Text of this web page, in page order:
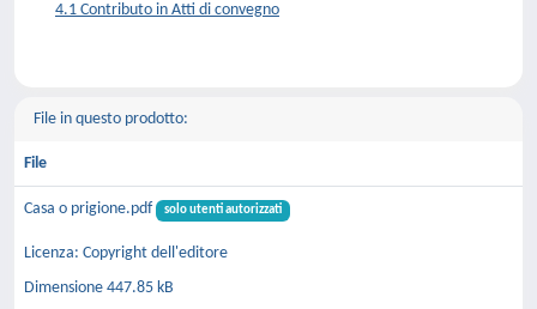
4.1 Contributo in Atti di convegno
File in questo prodotto:
File
Casa o prigione.pdf solo utenti autorizzati
Licenza: Copyright dell'editore
Dimensione 447.85 kB